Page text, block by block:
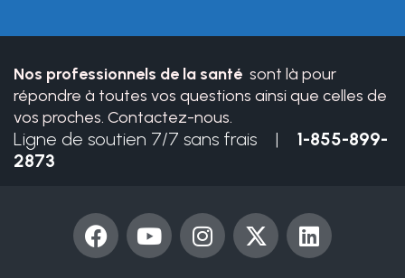
Nos professionnels de la santé sont là pour
répondre à toutes vos questions ainsi que celles de
vos proches. Contactez-nous.
Ligne de soutien 7/7 sans frais | 1-855-899-
2873
F
a
Y
o
I
n
X
-
L
i